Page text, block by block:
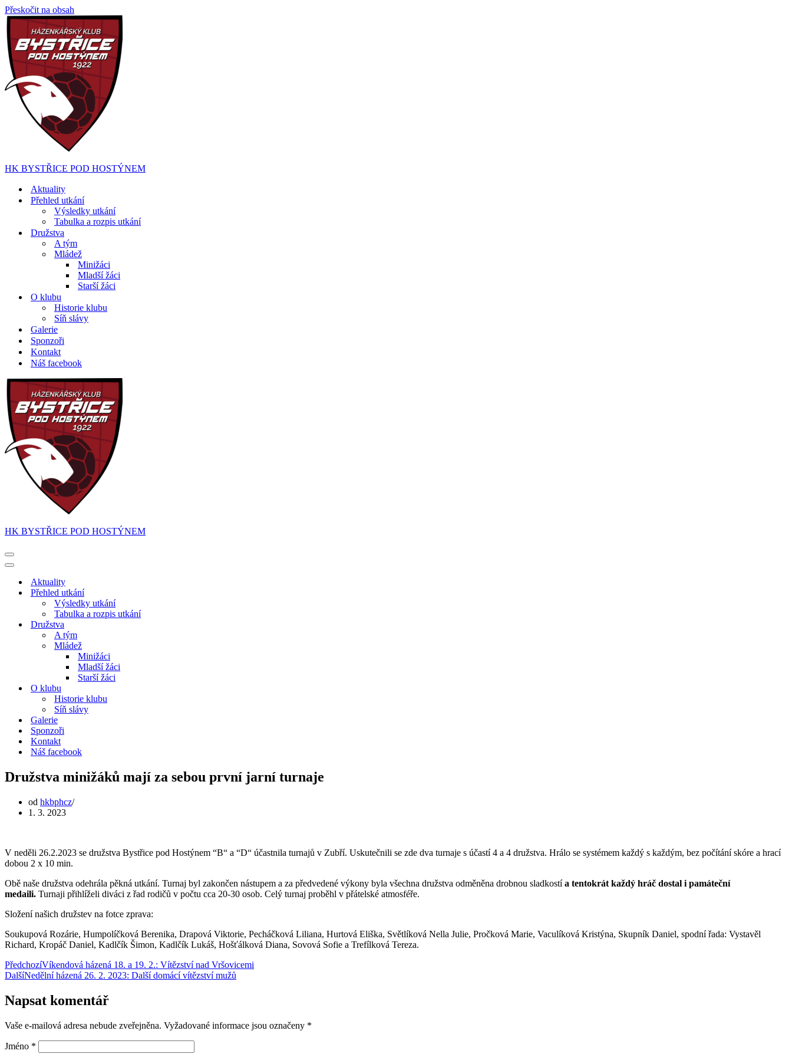
Přeskočit na obsah
HK BYSTŘICE POD HOSTÝNEM
Aktuality
Přehled utkání
Výsledky utkání
Tabulka a rozpis utkání
Družstva
A tým
Mládež
Minižáci
Mladší žáci
Starší žáci
O klubu
Historie klubu
Síň slávy
Galerie
Sponzoři
Kontakt
Náš facebook
HK BYSTŘICE POD HOSTÝNEM
Navigační
menu
Navigační
Aktuality
Přehled utkání
Výsledky utkání
Tabulka a rozpis utkání
Družstva
A tým
Mládež
Minižáci
Mladší žáci
Starší žáci
O klubu
Historie klubu
Síň slávy
Galerie
Sponzoři
Kontakt
Náš facebook
Družstva minižáků mají za sebou první jarní turnaje
od hkbphcz
1. 3. 2023
V neděli 26.2.2023 se družstva Bystřice pod Hostýnem “B“ a “D“ účastnila turnajů v Zubří. Uskutečnili se zde dva turnaje s účastí 4 a 4 družstva. Hrálo se systémem každý s každým, bez počítání skóre a hrací
dobou 2 x 10 min.
Obě naše družstva odehrála pěkná utkání. Turnaj byl zakončen nástupem a za předvedené výkony byla všechna družstva odměněna drobnou sladkostía tentokrát každý hráč dostal i památeční
medaili. Turnaji přihlíželi diváci z řad rodičů v počtu cca 20-30 osob. Celý turnaj proběhl v přátelské atmosféře.
Složení našich družstev na fotce zprava:
Soukupová Rozárie, Humpolíčková Berenika, Drapová Viktorie, Pecháčková Liliana, Hurtová Eliška, Světlíková Nella Julie, Pročková Marie, Vaculíková Kristýna, Skupník Daniel, spodní řada: Vystavěl
Richard, Kropáč Daniel, Kadlčík Šimon, Kadlčík Lukáš, Hošťálková Diana, Sovová Sofie a Trefílková Tereza.
PředchozíVíkendová házená 18. a 19. 2.: Vítězství nad Vršovicemi
DalšíNedělní házená 26. 2. 2023: Další domácí vítězství mužů
Napsat komentář
Vaše e-mailová adresa nebude zveřejněna. Vyžadované informace jsou označeny *
Jméno *